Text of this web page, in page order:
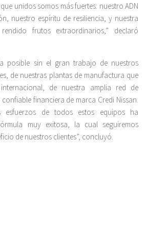
unidos somos más fuertes: nuestro ADN
nuestro espíritu de resiliencia, y nuestra
frutos extraordinarios,” declaró
posible sin el gran trabajo de nuestros
de nuestras plantas de manufactura que
de nuestra amplia red de
financiera de marca Credi Nissan.
de todos estos equipos ha
muy exitosa, la cual seguiremos
de nuestros clientes”, concluyó.